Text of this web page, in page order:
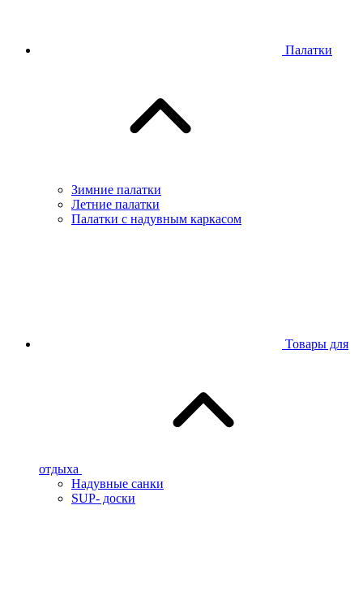
Палатки
Зимние палатки
Летние палатки
Палатки с надувным каркасом
Товары для
отдыха
Надувные санки
SUP- доски